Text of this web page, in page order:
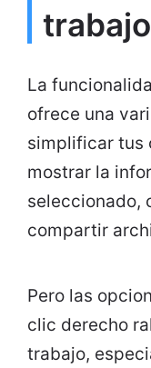
trabajo
La
ofrece una
simplificar tus
mostrar la
seleccionado,
compartir
Pero las
clic derecho
trabajo,